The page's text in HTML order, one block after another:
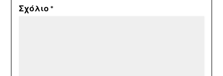
Σχόλιο*